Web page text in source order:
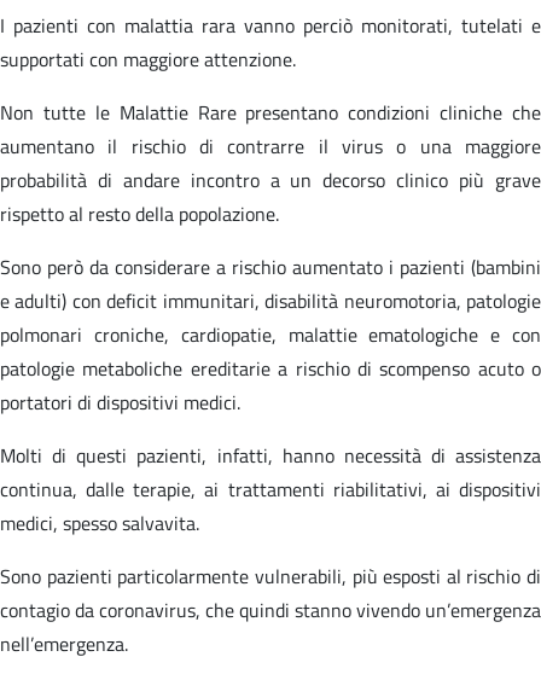
I pazienti con malattia rara vanno perciò monitorati, tutelati e
supportati con maggiore attenzione.
Non tutte le Malattie Rare presentano condizioni cliniche che
aumentano il rischio di contrarre il virus o una maggiore
probabilità di andare incontro a un decorso clinico più grave
rispetto al resto della popolazione.
Sono però da considerare a rischio aumentato i pazienti (bambini
e adulti) con deficit immunitari, disabilità neuromotoria, patologie
polmonari croniche, cardiopatie, malattie ematologiche e con
patologie metaboliche ereditarie a rischio di scompenso acuto o
portatori di dispositivi medici.
Molti di questi pazienti, infatti, hanno necessità di assistenza
continua, dalle terapie, ai trattamenti riabilitativi, ai dispositivi
medici, spesso salvavita.
Sono pazienti particolarmente vulnerabili, più esposti al rischio di
contagio da coronavirus, che quindi stanno vivendo un’emergenza
nell’emergenza.